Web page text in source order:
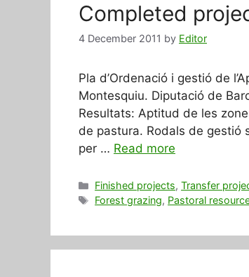
Completed
4 December 2011 by Editor
Pla d’Ordenació i gestió de
Montesquiu. Diputació de
Resultats: Aptitud de les
de pastura. Rodals de gestió
per … Read more
Categories
Finished projects,Transfer
Tags
Forest grazing, Pastoral